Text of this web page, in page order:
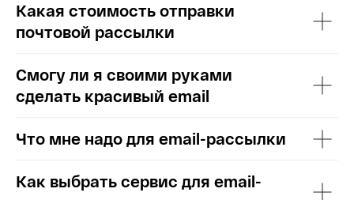
Какая стоимость отправки
почтовой рассылки
Смогу ли я своими руками
сделать красивый email
Что мне надо для email-рассылки
Как выбрать сервис для email-